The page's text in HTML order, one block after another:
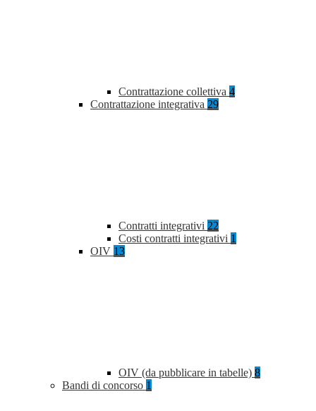
Contrattazione collettiva 4
Contrattazione integrativa 29
Contratti integrativi 22
Costi contratti integrativi 1
OIV 13
OIV (da pubblicare in tabelle) 8
Bandi di concorso 1